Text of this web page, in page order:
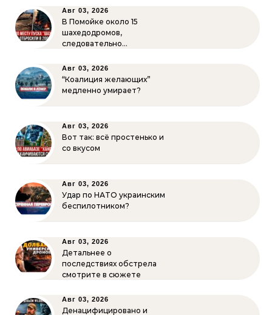
Авг 03, 2026
В Помойке около 15
шахедодромов,
следовательно…
Авг 03, 2026
“Коалиция желающих”
медленно умирает?
Авг 03, 2026
Вот так: всё простенько и
со вкусом
Авг 03, 2026
Удар по НАТО украинским
беспилотником?
Авг 03, 2026
Детальнее о
последствиях обстрела
смотрите в сюжете
Авг 03, 2026
Денацифицировано и